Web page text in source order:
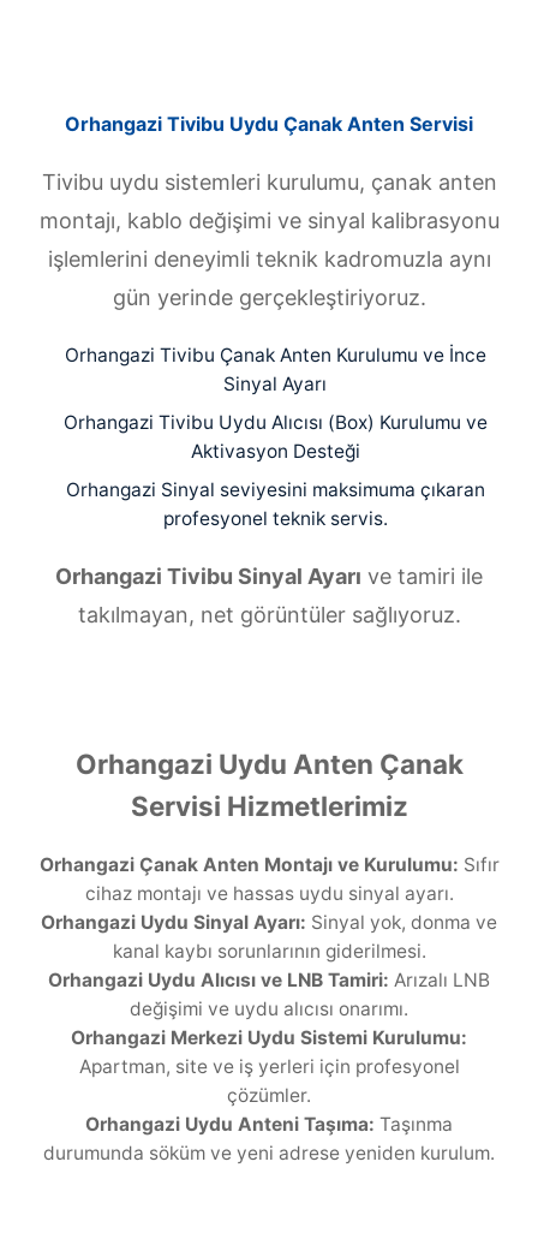
Orhangazi Tivibu Uydu Çanak Anten Servisi
Tivibu uydu sistemleri kurulumu, çanak anten
montajı, kablo değişimi ve sinyal kalibrasyonu
işlemlerini deneyimli teknik kadromuzla aynı
gün yerinde gerçekleştiriyoruz.
Orhangazi Tivibu Çanak Anten Kurulumu ve İnce
Sinyal Ayarı
Orhangazi Tivibu Uydu Alıcısı (Box) Kurulumu ve
Aktivasyon Desteği
Orhangazi Sinyal seviyesini maksimuma çıkaran
profesyonel teknik servis.
Orhangazi Tivibu Sinyal Ayarı ve tamiri ile
takılmayan, net görüntüler sağlıyoruz.
Orhangazi Uydu Anten Çanak
Servisi Hizmetlerimiz
Orhangazi Çanak Anten Montajı ve Kurulumu: Sıfır
cihaz montajı ve hassas uydu sinyal ayarı.
Orhangazi Uydu Sinyal Ayarı: Sinyal yok, donma ve
kanal kaybı sorunlarının giderilmesi.
Orhangazi Uydu Alıcısı ve LNB Tamiri: Arızalı LNB
değişimi ve uydu alıcısı onarımı.
Orhangazi Merkezi Uydu Sistemi Kurulumu:
Apartman, site ve iş yerleri için profesyonel
çözümler.
Orhangazi Uydu Anteni Taşıma: Taşınma
durumunda söküm ve yeni adrese yeniden kurulum.